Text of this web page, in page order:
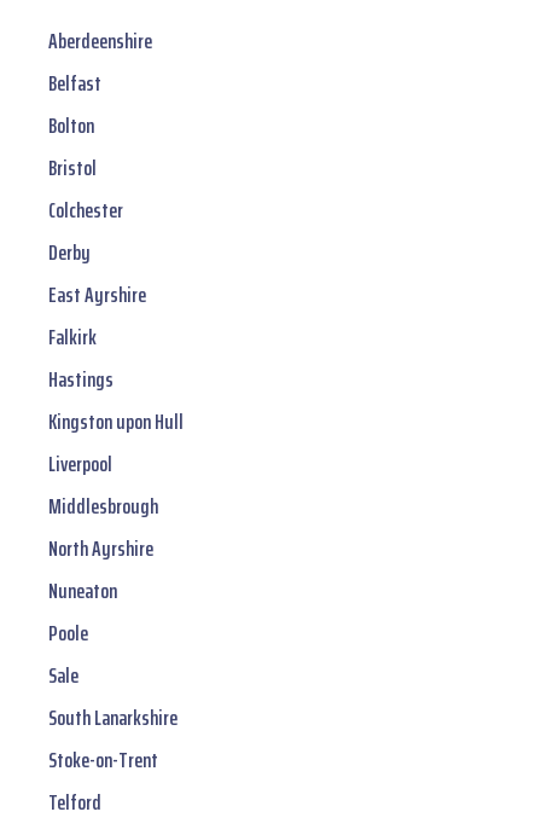
Aberdeenshire
Belfast
Bolton
Bristol
Colchester
Derby
East Ayrshire
Falkirk
Hastings
Kingston upon Hull
Liverpool
Middlesbrough
North Ayrshire
Nuneaton
Poole
Sale
South Lanarkshire
Stoke-on-Trent
Telford